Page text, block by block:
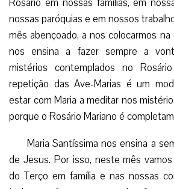
afastar as almas do fiel seguimento
amável, mais fácil; na verdade,
sempre a vontade de Deus,
elogio que Jesus Cristo dirige aos
que fizer a vontade de meu Pai que
que é meu irmão, minha irmã e minha
Signum Magnum, 8).
Rosário em nossas famílias, em
nossas paróquias e em nossos
mês abençoado, a nos colocarmos na